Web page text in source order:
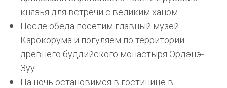
князья для встречи с великим ханом.
После обеда посетим главный музей
Карокорума и погуляем по территории
древнего буддийского монастыря Эрдэнэ-
Зуу.
На ночь остановимся в гостинице в